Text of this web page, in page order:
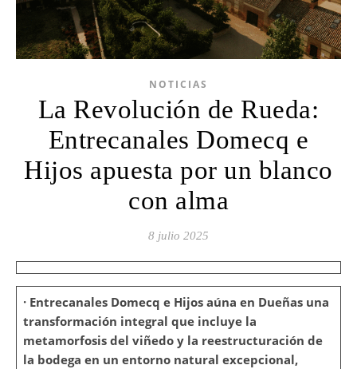
NOTICIAS
La Revolución de Rueda:
Entrecanales Domecq e
Hijos apuesta por un blanco
con alma
8 julio 2025
· Entrecanales Domecq e Hijos aúna en Dueñas una
transformación integral que incluye la
metamorfosis del viñedo y la reestructuración de
la bodega en un entorno natural excepcional,